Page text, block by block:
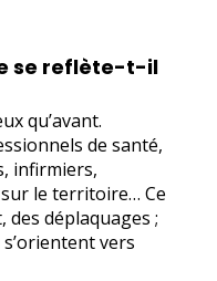
se reflète-t-il
qu’avant.
de santé,
infirmiers,
le territoire… Ce
déplaquages ;
vers